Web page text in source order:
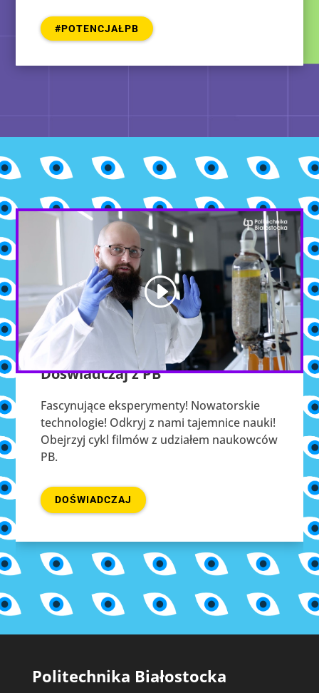
#POTENCJAŁPB
Doświadczaj z PB
Fascynujące eksperymenty! Nowatorskie
technologie! Odkryj z nami tajemnice nauki!
Obejrzyj cykl filmów z udziałem naukowców
PB.
DOŚWIADCZAJ
Politechnika Białostocka